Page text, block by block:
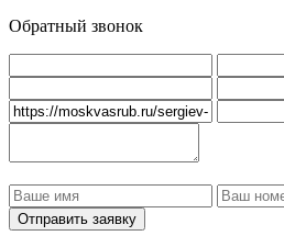
Обратный звонок